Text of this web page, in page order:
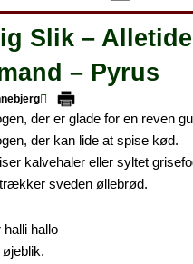
Slik –
– Pyrus
der er glade for en reven
der kan lide at spise kød.
kalvehaler eller syltet
sveden øllebrød.
halli hallo